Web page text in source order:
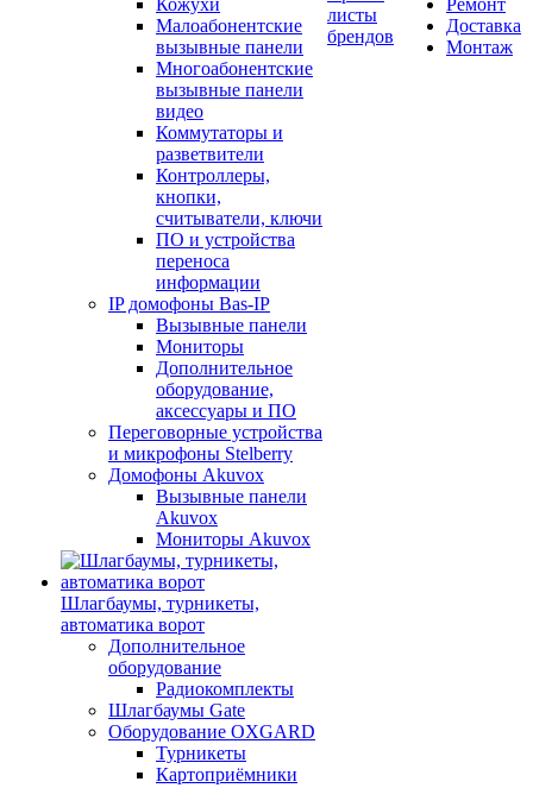
Кожухи
Малоабонентские
вызывные панели
Многоабонентские
вызывные панели
видео
Коммутаторы и
разветвители
Контроллеры,
кнопки,
считыватели, ключи
ПО и устройства
переноса
информации
IP домофоны Bas-IP
Вызывные панели
Мониторы
Дополнительное
оборудование,
аксессуары и ПО
Переговорные устройства
и микрофоны Stelberry
Домофоны Akuvox
Вызывные панели
Akuvox
Мониторы Akuvox
Шлагбаумы, турникеты,
автоматика ворот
Дополнительное
оборудование
Радиокомплекты
Шлагбаумы Gate
Оборудование OXGARD
Турникеты
Картоприёмники
листы
брендов
Ремонт
Доставка
Монтаж